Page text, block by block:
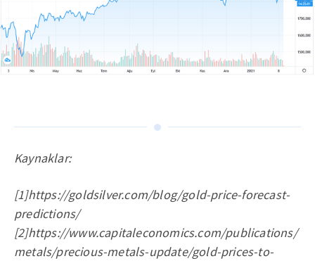
Kaynaklar:
[1]https://goldsilver.com/blog/gold-price-forecast-
predictions/
[2]https://www.capitaleconomics.com/publications/
metals/precious-metals-update/gold-prices-to-